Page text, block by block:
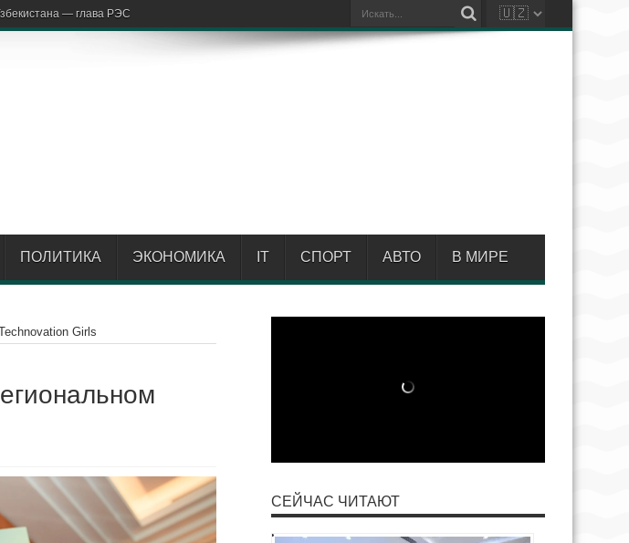
ПОЛИТИКА ЭКОНОМИКА IT СПОРТ АВТО В МИРЕ
Girls
СЕЙЧАС ЧИТАЮТ